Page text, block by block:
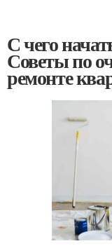
С чего
Советы по
ремонте